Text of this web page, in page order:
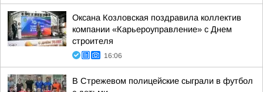
Оксана Козловская поздравила коллектив
компании «Карьероуправление» с Днем
строителя
16:06
В Стрежевом полицейские сыграли в футбол